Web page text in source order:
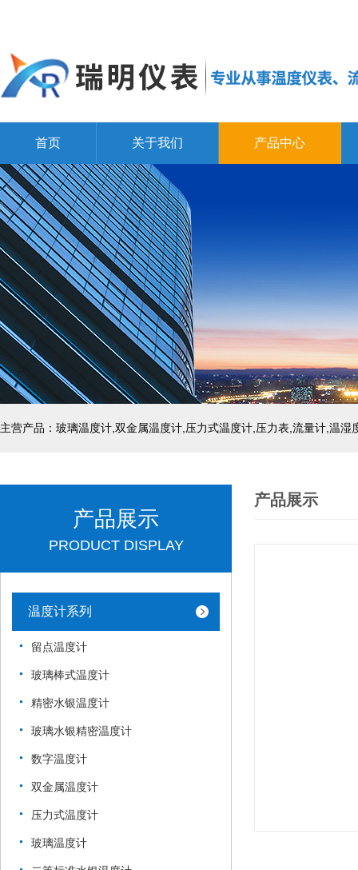
首页 关于我们 产品中心
产品展示
PRODUCT DISPLAY
温度计系列
留点温度计
玻璃棒式温度计
精密水银温度计
玻璃水银精密温度计
数字温度计
双金属温度计
压力式温度计
玻璃温度计
产品展示